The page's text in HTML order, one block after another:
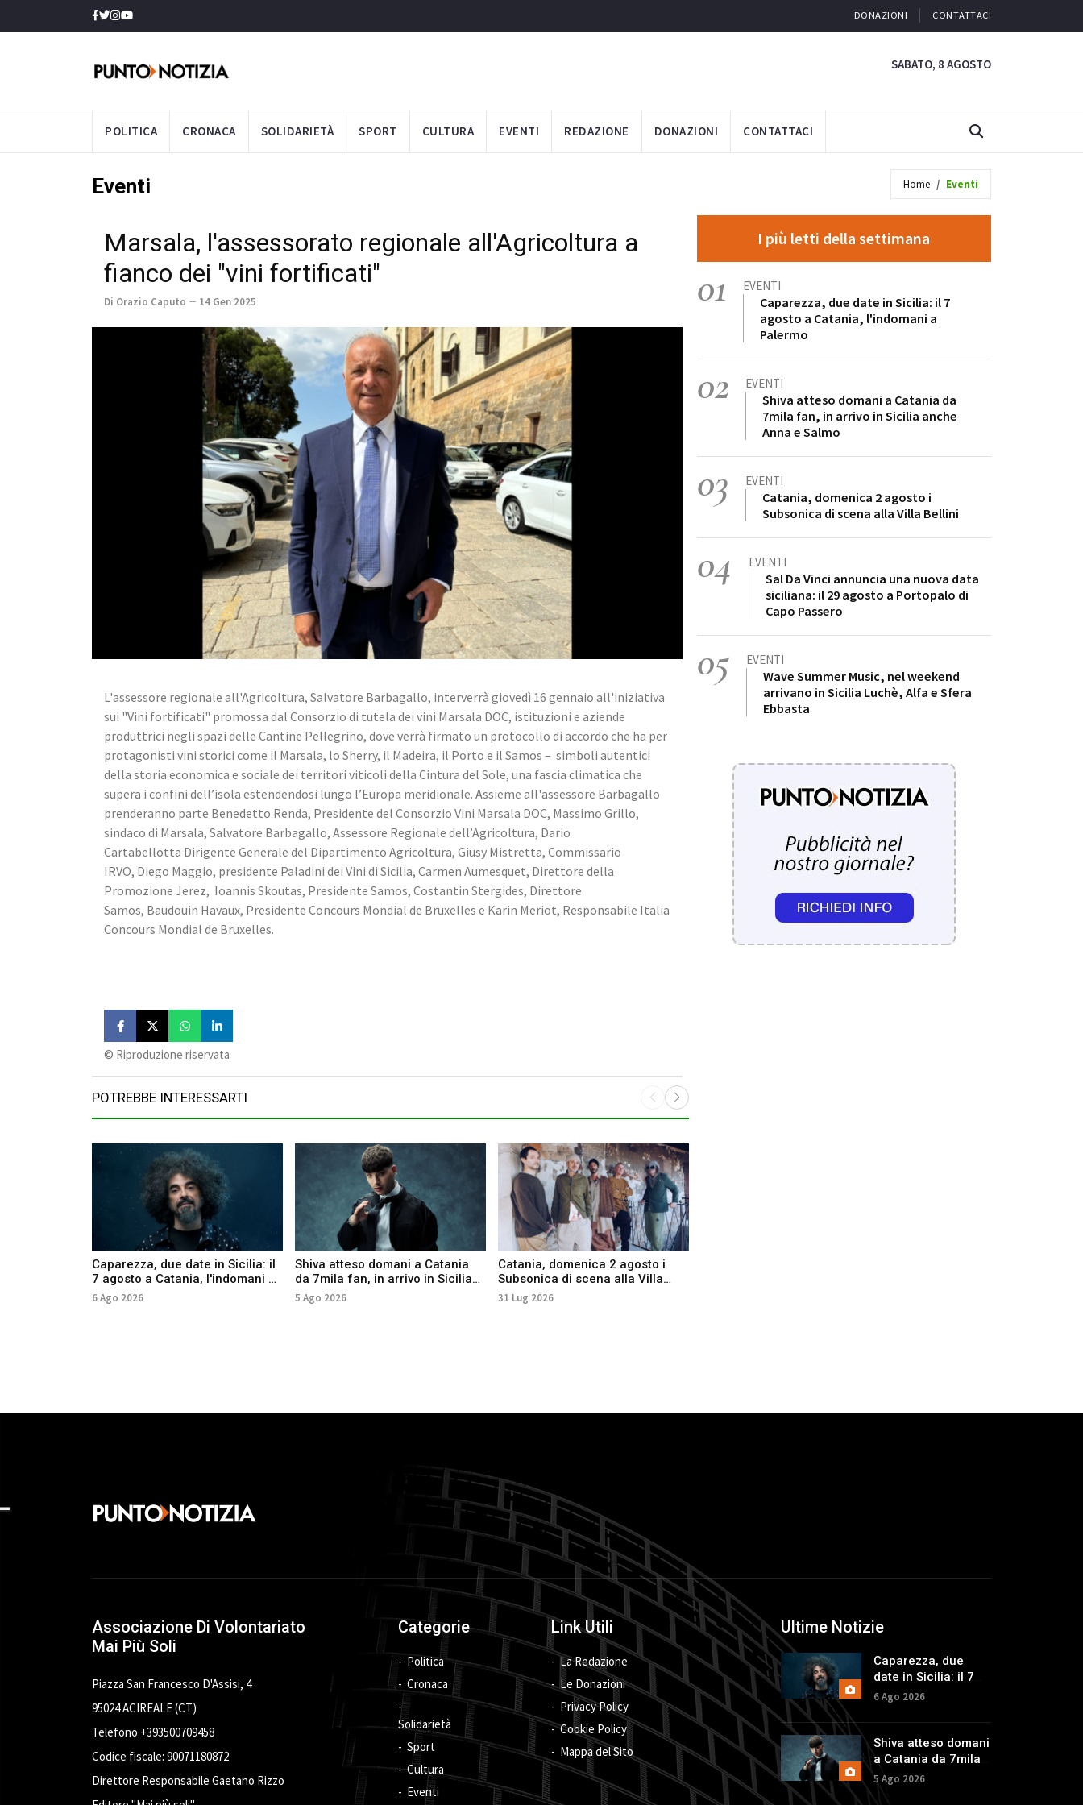
DONAZIONI CONTATTACI
SABATO, 8 AGOSTO
POLITICA CRONACA SOLIDARIETÀ SPORT CULTURA EVENTI REDAZIONE DONAZIONI CONTATTACI
Eventi Home Eventi
Marsala, l'assessorato regionale all'Agricoltura a
fianco dei "vini fortificati"
Di Orazio Caputo 14 Gen 2025
L'assessore regionale all'Agricoltura, Salvatore Barbagallo, interverrà giovedì 16 gennaio all'iniziativa
sui "Vini fortificati" promossa dal Consorzio di tutela dei vini Marsala DOC, istituzioni e aziende
produttrici negli spazi delle Cantine Pellegrino, dove verrà firmato un protocollo di accordo che ha per
protagonisti vini storici come il Marsala, lo Sherry, il Madeira, il Porto e il Samos –  simboli autentici
della storia economica e sociale dei territori viticoli della Cintura del Sole, una fascia climatica che
supera i confini dell’isola estendendosi lungo l’Europa meridionale. Assieme all'assessore Barbagallo
prenderanno parte Benedetto Renda, Presidente del Consorzio Vini Marsala DOC, Massimo Grillo,
sindaco di Marsala, Salvatore Barbagallo, Assessore Regionale dell’Agricoltura, Dario
Cartabellotta Dirigente Generale del Dipartimento Agricoltura, Giusy Mistretta, Commissario
IRVO, Diego Maggio, presidente Paladini dei Vini di Sicilia, Carmen Aumesquet, Direttore della
Promozione Jerez,  Ioannis Skoutas, Presidente Samos, Costantin Stergides, Direttore
Samos, Baudouin Havaux, Presidente Concours Mondial de Bruxelles e Karin Meriot, Responsabile Italia
Concours Mondial de Bruxelles.
©️ Riproduzione riservata
POTREBBE INTERESSARTI
Caparezza, due date in Sicilia: il
7 agosto a Catania, l'indomani a
Palermo
6 Ago 2026
Shiva atteso domani a Catania
da 7mila fan, in arrivo in Sicilia
anche Anna e Salmo
5 Ago 2026
Catania, domenica 2 agosto i
Subsonica di scena alla Villa
Bellini
31 Lug 2026
I più letti della settimana
01 EVENTI
Caparezza, due date in Sicilia: il 7
agosto a Catania, l'indomani a
Palermo
02 EVENTI
Shiva atteso domani a Catania da
7mila fan, in arrivo in Sicilia anche
Anna e Salmo
03 EVENTI
Catania, domenica 2 agosto i
Subsonica di scena alla Villa Bellini
04 EVENTI
Sal Da Vinci annuncia una nuova data
siciliana: il 29 agosto a Portopalo di
Capo Passero
05 EVENTI
Wave Summer Music, nel weekend
arrivano in Sicilia Luchè, Alfa e Sfera
Ebbasta
Associazione Di Volontariato
Mai Più Soli
Piazza San Francesco D'Assisi, 4
95024 ACIREALE (CT)
Telefono +393500709458
Codice fiscale: 90071180872
Direttore Responsabile Gaetano Rizzo
Categorie
Politica
Cronaca
Solidarietà
Sport
Cultura
Eventi
Link Utili
La Redazione
Le Donazioni
Privacy Policy
Cookie Policy
Mappa del Sito
Ultime Notizie
Caparezza, due
date in Sicilia: il 7
agosto a Catania,
Palermo
6 Ago 2026
Shiva atteso domani
a Catania da 7mila
fan, in arrivo in
Sicilia anche Anna e
5 Ago 2026